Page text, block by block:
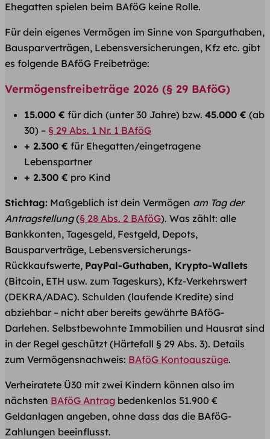
Ehegatten spielen beim BAföG keine Rolle.
Für dein eigenes Vermögen im Sinne von Sparguthaben,
Bausparverträgen, Lebensversicherungen, Kfz etc. gibt
es folgende BAföG Freibeträge:
Vermögensfreibeträge 2026 (§ 29 BAföG)
15.000 € für dich (unter 30 Jahre) bzw. 45.000 € (ab
30) – § 29 Abs. 1 Nr. 1 BAföG
+ 2.300 € für Ehegatten/eingetragene
Lebenspartner
+ 2.300 € pro Kind
Stichtag: Maßgeblich ist dein Vermögen am Tag der
Antragstellung(§ 28 Abs. 2 BAföG). Was zählt: alle
Bankkonten, Tagesgeld, Festgeld, Depots,
Bausparverträge, Lebensversicherungs-
Rückkaufswerte, PayPal-Guthaben, Krypto-Wallets
(Bitcoin, ETH usw. zum Tageskurs), Kfz-Verkehrswert
(DEKRA/ADAC). Schulden (laufende Kredite) sind
abziehbar – nicht aber bereits gewährte BAföG-
Darlehen. Selbstbewohnte Immobilien und Hausrat sind
in der Regel geschützt (Härtefall § 29 Abs. 3). Details
zum Vermögensnachweis: BAföG Kontoauszüge.
Verheiratete Ü30 mit zwei Kindern können also im
nächsten BAföG Antrag bedenkenlos 51.900 €
Geldanlagen angeben, ohne dass das die BAföG-
Zahlungen beeinflusst.